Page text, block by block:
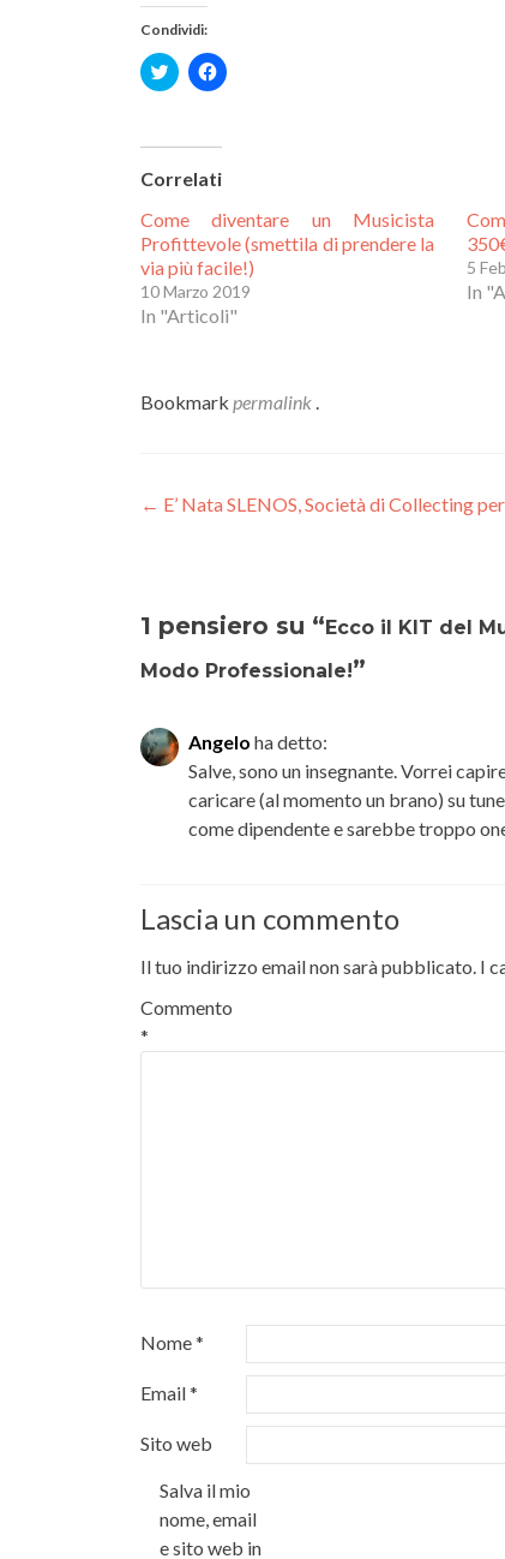
Condividi:
Fai
clic
condividere
Twitter
apre
in
una
nuova
finestra)
Fai
clic
su
Facebook
(Si
in
una
nuova
finestra)
Correlati
Come diventare un Musicista
Profittevole (smettila di prendere la
via più facile!)
10 Marzo 2019
In "Articoli"
5
In
Bookmark permalink .
Navigazione
← E’ Nata SLENOS, Società di Collecting
1 pensiero su “Ecco il KIT del
Modo Professionale!”
Angelo ha detto:
Salve, sono un insegnante. Vorrei
caricare (al momento un brano) su
come dipendente e sarebbe troppo
Lascia un commento
Il tuo indirizzo email non sarà pubblicato. I
Commento
*
Nome*
Email*
Sito web
Salva il mio
nome, email
e sito web in